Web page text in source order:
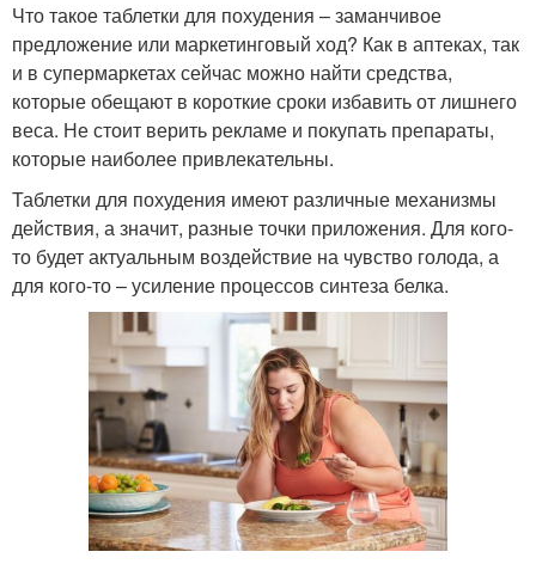
Что такое таблетки для похудения – заманчивое
предложение или маркетинговый ход? Как в аптеках, так
и в супермаркетах сейчас можно найти средства,
которые обещают в короткие сроки избавить от лишнего
веса. Не стоит верить рекламе и покупать препараты,
которые наиболее привлекательны.
Таблетки для похудения имеют различные механизмы
действия, а значит, разные точки приложения. Для кого-
то будет актуальным воздействие на чувство голода, а
для кого-то – усиление процессов синтеза белка.